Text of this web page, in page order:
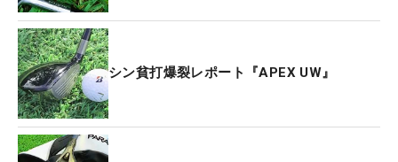
シン貧打爆裂レポート『APEX UW』